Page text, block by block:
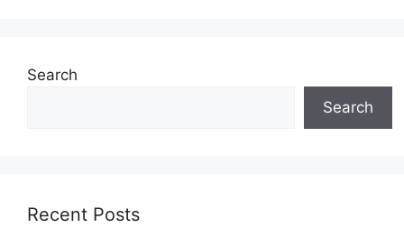
Search
Search
Recent Posts